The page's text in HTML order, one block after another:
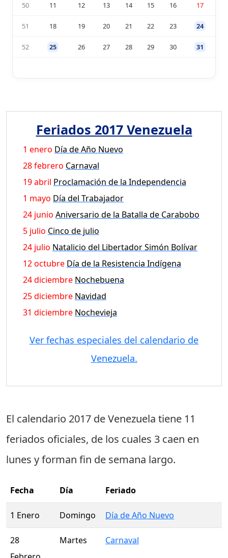
50 11 12 13 14 15 16 17
51 18 19 20 21 22 23 24
52 25 26 27 28 29 30 31
Feriados 2017 Venezuela
1 enero Día de Año Nuevo
28 febrero Carnaval
19 abril Proclamación de la Independencia
1 mayo Día del Trabajador
24 junio Aniversario de la Batalla de Carabobo
5 julio Cinco de julio
24 julio Natalicio del Libertador Simón Bolívar
12 octubre Día de la Resistencia Indígena
24 diciembre Nochebuena
25 diciembre Navidad
31 diciembre Nochevieja
Ver fechas especiales del calendario de
Venezuela.
El calendario 2017 de Venezuela tiene 11
feriados oficiales, de los cuales 3 caen en
lunes y forman fin de semana largo.
Fecha Día Feriado
1 Enero Domingo Día de Año Nuevo
28
Martes Carnaval